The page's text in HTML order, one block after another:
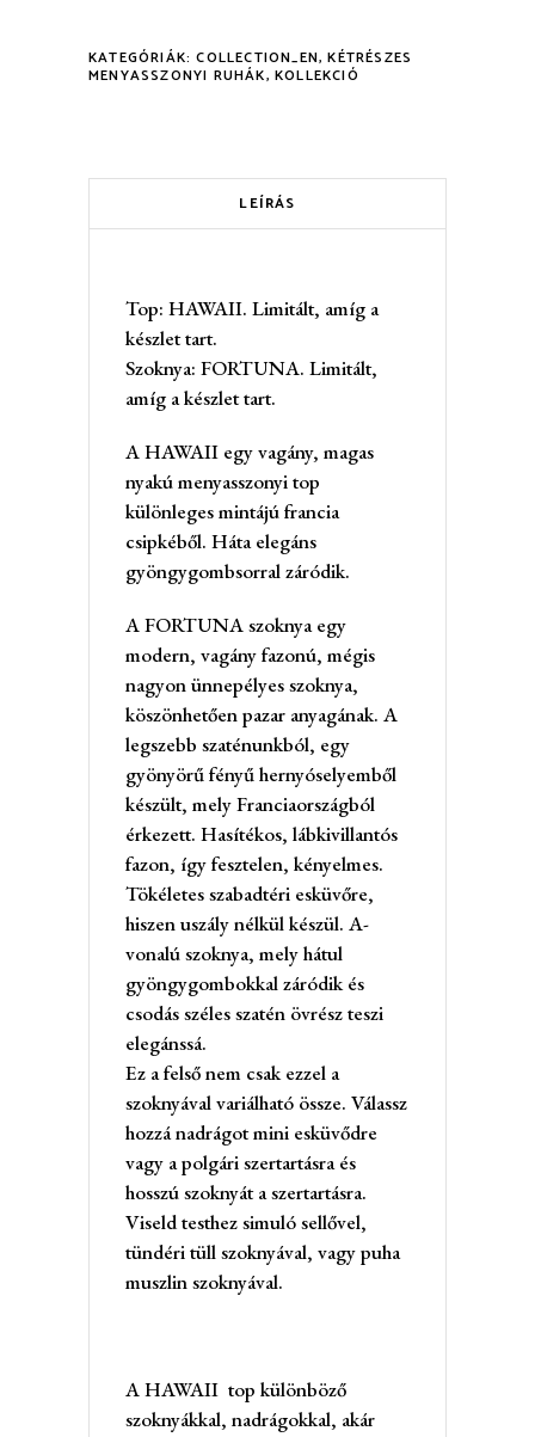
KATEGÓRIÁK:COLLECTION_EN,KÉTRÉSZES
MENYASSZONYI RUHÁK,KOLLEKCIÓ
LEÍRÁS
Top: HAWAII. Limitált, amíg a
készlet tart.
Szoknya: FORTUNA. Limitált,
amíg a készlet tart.
A HAWAII egy vagány, magas
nyakú menyasszonyi top
különleges mintájú francia
csipkéből. Háta elegáns
gyöngygombsorral záródik.
A FORTUNA szoknya egy
modern, vagány fazonú, mégis
nagyon ünnepélyes szoknya,
köszönhetően pazar anyagának. A
legszebb szaténunkból, egy
gyönyörű fényű hernyóselyemből
készült, mely Franciaországból
érkezett. Hasítékos, lábkivillantós
fazon, így fesztelen, kényelmes.
Tökéletes szabadtéri esküvőre,
hiszen uszály nélkül készül. A-
vonalú szoknya, mely hátul
gyöngygombokkal záródik és
csodás széles szatén övrész teszi
elegánssá.
Ez a felső nem csak ezzel a
szoknyával variálható össze. Válassz
hozzá nadrágot mini esküvődre
vagy a polgári szertartásra és
hosszú szoknyát a szertartásra.
Viseld testhez simuló sellővel,
tündéri tüll szoknyával, vagy puha
muszlin szoknyával.
A HAWAII top különböző
szoknyákkal, nadrágokkal, akár